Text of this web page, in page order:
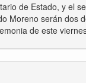
de Estado, y el
Moreno serán dos
de este